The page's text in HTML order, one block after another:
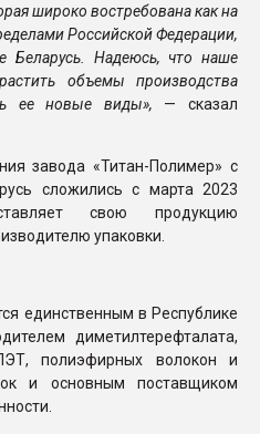
широко востребована как на
Российской Федерации,
Беларусь. Надеюсь, что наше
объемы производства
ее новые виды», — сказал
завода «Титан-Полимер» с
сложились с марта 2023
свою продукцию
упаковки.
единственным в Республике
диметилтерефталата,
полиэфирных волокон и
и основным поставщиком